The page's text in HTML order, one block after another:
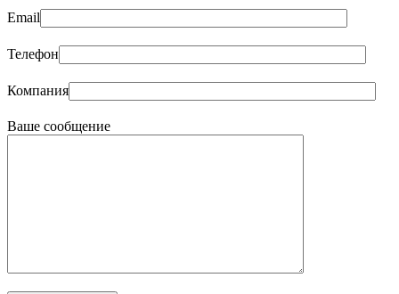
Email
Телефон
Компания
Ваше сообщение